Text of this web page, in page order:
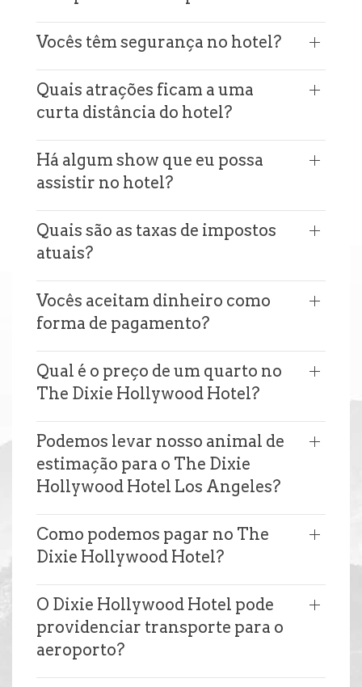
Vocês têm segurança no hotel?
Quais atrações ficam a uma
curta distância do hotel?
Há algum show que eu possa
assistir no hotel?
Quais são as taxas de impostos
atuais?
Vocês aceitam dinheiro como
forma de pagamento?
Qual é o preço de um quarto no
The Dixie Hollywood Hotel?
Podemos levar nosso animal de
estimação para o The Dixie
Hollywood Hotel Los Angeles?
Como podemos pagar no The
Dixie Hollywood Hotel?
O Dixie Hollywood Hotel pode
providenciar transporte para o
aeroporto?